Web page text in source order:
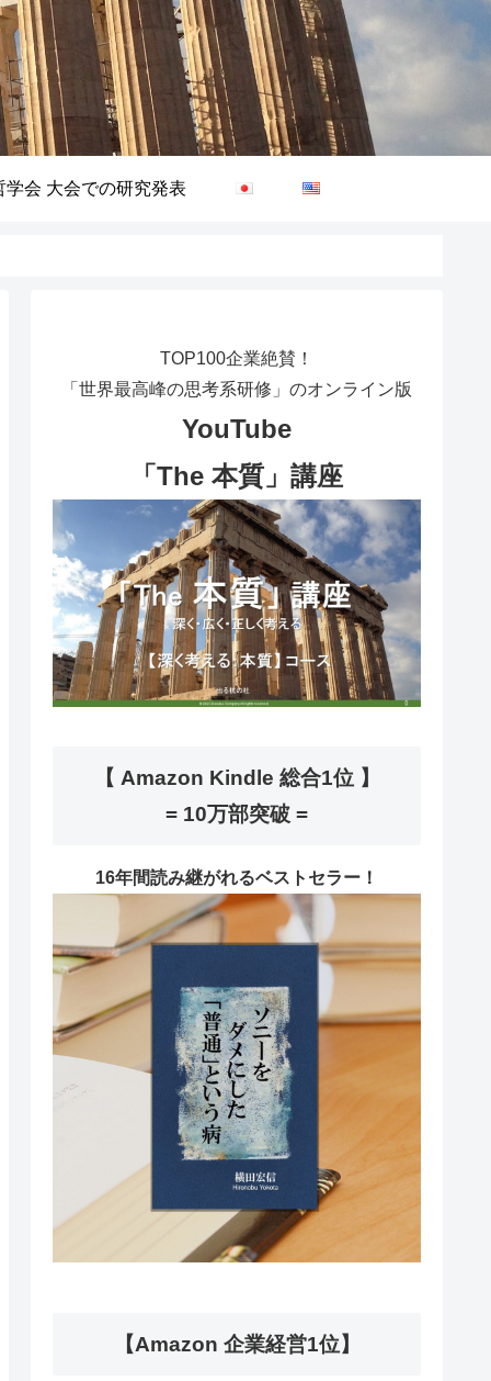
学会 大会での研究発表
TOP100企業絶賛！
「世界最高峰の思考系研修」のオンライン版
YouTube
「The 本質」講座
【 Amazon Kindle 総合1位 】
= 10万部突破 =
16年間読み継がれるベストセラー！
【Amazon 企業経営1位】